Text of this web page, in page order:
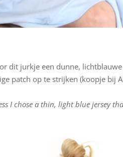
dit jurkje een dunne,
patch op te strijken (koopje bij
I chose a thin, light blue jersey